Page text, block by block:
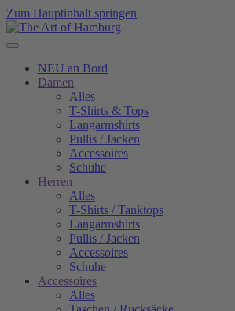
Zum Hauptinhalt springen
NEU an Bord
Damen
Alles
T-Shirts & Tops
Langarmshirts
Pullis / Jacken
Accessoires
Schuhe
Herren
Alles
T-Shirts / Tanktops
Langarmshirts
Pullis / Jacken
Accessoires
Schuhe
Accessoires
Alles